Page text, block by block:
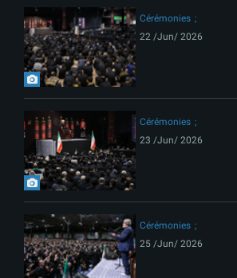
Cérémonies
22 /Jun/ 2026
Cérémonies
23 /Jun/ 2026
Cérémonies
25 /Jun/ 2026